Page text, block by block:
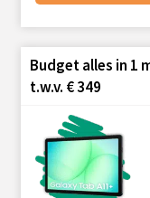
Budget alles in 1
t.w.v. € 349